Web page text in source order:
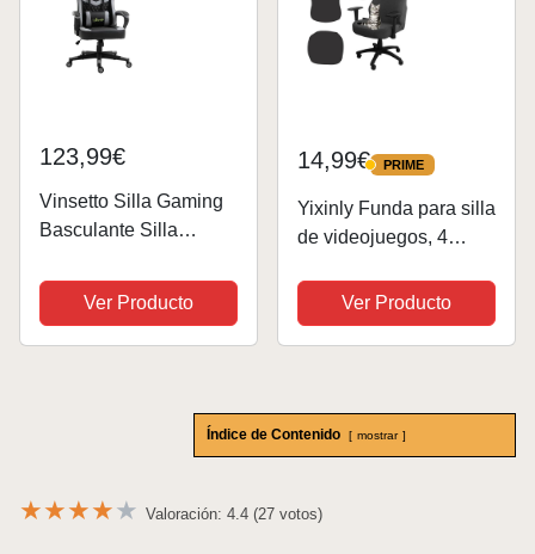
123,99€
Vinsetto Silla Gaming
Basculante Silla
Regulable con
Reposacabezas y
Cojín Lumbar para
Ver Producto
14,99€ PRIME
PRIME
Yixinly Funda para silla
de videojuegos, 4
silla de oficina,
elástica, extraíble,
lavable, antideslizante,
ordenador,...
Ver Producto
Índice de Contenido mostrar
★★★★★ Valoración: 4.4 (27 votos)